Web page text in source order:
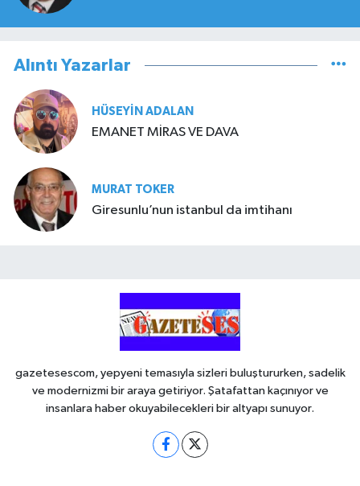
Alıntı Yazarlar
HÜSEYIN ADALAN
EMANET MİRAS VE DAVA
MURAT TOKER
Giresunlu’nun istanbul da imtihanı
gazetesescom, yepyeni temasıyla sizleri buluştururken, sadelik
ve modernizmi bir araya getiriyor. Şatafattan kaçınıyor ve
insanlara haber okuyabilecekleri bir altyapı sunuyor.